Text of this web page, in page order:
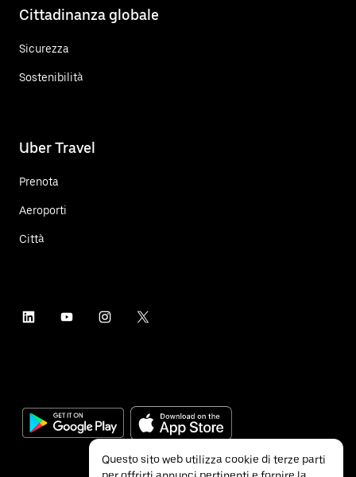
Cittadinanza globale
Sicurezza
Sostenibilità
Uber Travel
Prenota
Aeroporti
Città
Questo sito web utilizza cookie di terze parti